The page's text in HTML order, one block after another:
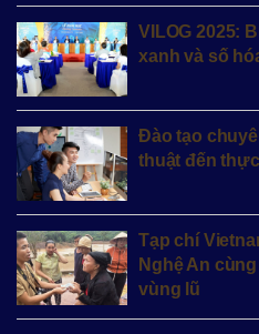
VILOG 2025:
xanh và số
Đào tạo
thuật đến
Tạp chí
Nghệ An
vùng lũ